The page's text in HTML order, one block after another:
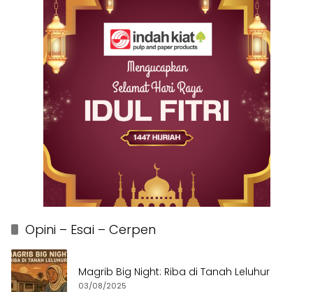
Opini – Esai – Cerpen
Magrib Big Night: Riba di Tanah Leluhur
03/08/2025